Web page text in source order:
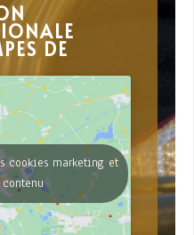
DE
cookies marketing et